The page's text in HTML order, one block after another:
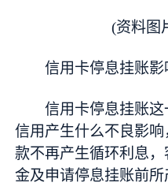
(资料图
信用卡停息挂账影
信用卡停息挂账
信用产生什么不良影
款不再产生循环利息
金及申请停息挂账前所